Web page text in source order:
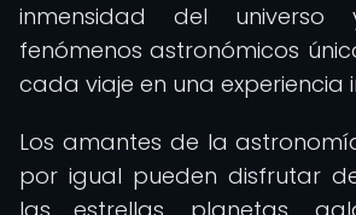
inmensidad del universo
fenómenos astronómicos
cada viaje en una experiencia
Los amantes de la
por igual pueden disfrutar